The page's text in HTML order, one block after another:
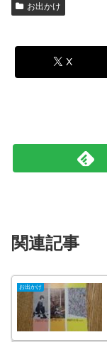
お出かけ
X
関連記事
お出かけ